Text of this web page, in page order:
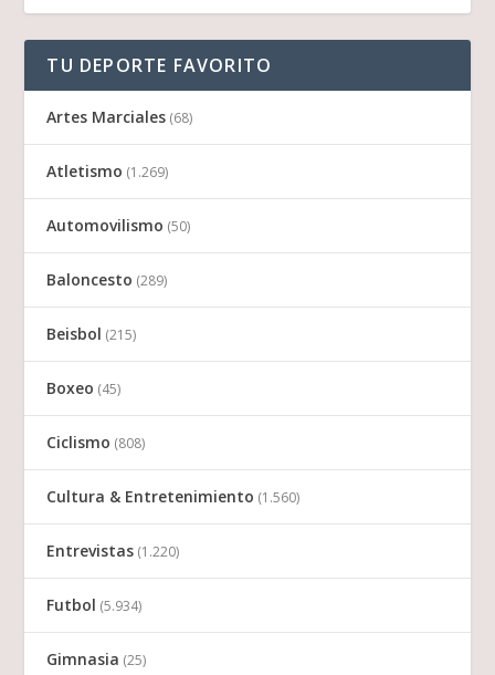
TU DEPORTE FAVORITO
Artes Marciales (68)
Atletismo (1.269)
Automovilismo (50)
Baloncesto (289)
Beisbol (215)
Boxeo (45)
Ciclismo (808)
Cultura & Entretenimiento (1.560)
Entrevistas (1.220)
Futbol (5.934)
Gimnasia (25)